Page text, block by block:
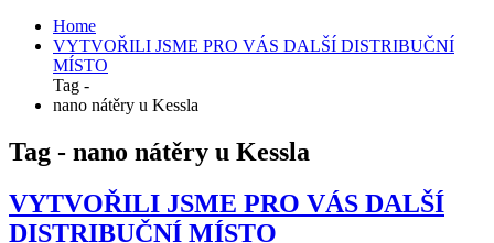
Home
VYTVOŘILI JSME PRO VÁS DALŠÍ DISTRIBUČNÍ
MÍSTO
Tag -
nano nátěry u Kessla
Tag - nano nátěry u Kessla
VYTVOŘILI JSME PRO VÁS DALŠÍ
DISTRIBUČNÍ MÍSTO